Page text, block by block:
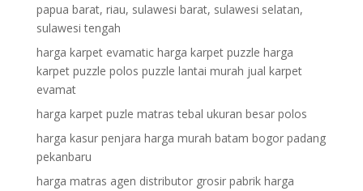
papua barat, riau, sulawesi barat, sulawesi selatan,
sulawesi tengah
harga karpet evamatic harga karpet puzzle harga
karpet puzzle polos puzzle lantai murah jual karpet
evamat
harga karpet puzle matras tebal ukuran besar polos
harga kasur penjara harga murah batam bogor padang
pekanbaru
harga matras agen distributor grosir pabrik harga